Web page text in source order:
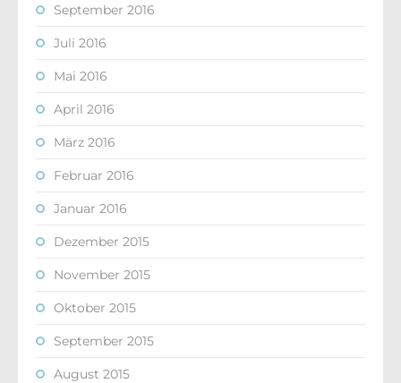
September 2016
Juli 2016
Mai 2016
April 2016
März 2016
Februar 2016
Januar 2016
Dezember 2015
November 2015
Oktober 2015
September 2015
August 2015